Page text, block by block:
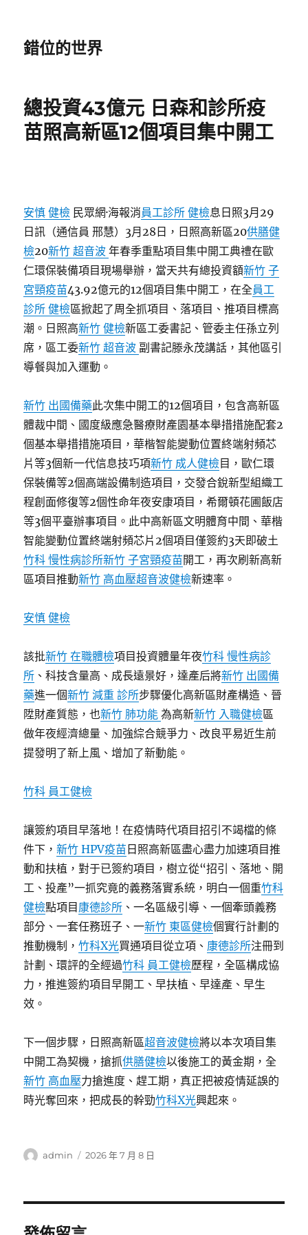
錯位的世界
總投資43億元 日森和診所疫
苗照高新區12個項目集中開工
安慎 健檢 民眾網·海報消員工診所 健檢息日照3月29
日訊（通信員 邢慧）3月28日，日照高新區20供膳健
檢20新竹 超音波年春季重點項目集中開工典禮在歐
仁環保裝備項目現場舉辦，當天共有總投資額新竹 子
宮頸疫苗43.92億元的12個項目集中開工，在全員工
診所 健檢區掀起了周全抓項目、落項目、推項目標高
潮。日照高新竹 健檢新區工委書記、管委主任孫立列
席，區工委新竹 超音波 副書記滕永茂講話，其他區引
導餐與加入運動。
新竹 出國備藥此次集中開工的12個項目，包含高新區
體裁中間、國度級應急醫療財產園基本舉措措施配套2
個基本舉措措施項目，華楷智能變動位置終端射頻芯
片等3個新一代信息技巧項新竹 成人健檢目，歐仁環
保裝備等2個高端設備制造項目，交發合銳新型組織工
程創面修復等2個性命年夜安康項目，希爾頓花圃飯店
等3個平臺辦事項目。此中高新區文明體育中間、華楷
智能變動位置終端射頻芯片2個項目僅簽約3天即破土
竹科 慢性病診所新竹 子宮頸疫苗開工，再次刷新高新
區項目推動新竹 高血壓超音波健檢新速率。
安慎 健檢
該批新竹 在職體檢項目投資體量年夜竹科 慢性病診
所 、科技含量高、成長遠景好，達產后將新竹 出國備
藥進一個新竹 減重 診所步驟優化高新區財產構造、晉
陞財產質態，也新竹 肺功能為高新新竹 入職健檢區
做年夜經濟總量、加強綜合競爭力、改良平易近生前
提發明了新上風、增加了新動能。
竹科 員工健檢
讓簽約項目早落地！在疫情時代項目招引不竭檔的條
件下，新竹 HPV疫苗 日照高新區盡心盡力加速項目推
動和扶植，對于已簽約項目，樹立從“招引、落地、開
工、投產”一抓究竟的義務落實系統，明白一個重竹科
健檢點項目 康德診所 、一名區級引導、一個牽頭義務
部分、一套任務班子、一新竹 東區健檢個實行計劃的
推動機制，竹科X光買通項目從立項、 康德診所注冊到
計劃、環評的全經過竹科 員工健檢歷程，全區構成協
力，推進簽約項目早開工、早扶植、早達產、早生
效。
下一個步驟，日照高新區超音波健檢將以本次項目集
中開工為契機，搶抓供膳健檢以後施工的黃金期，全
新竹 高血壓力搶進度、趕工期，真正把被疫情延誤的
時光奪回來，把成長的幹勁竹科X光興起來。
作
admin
發
2026 年 7 月 8 日